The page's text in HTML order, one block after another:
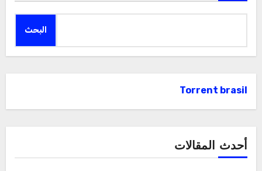
البحث
Torrent brasil
أحدث المقالات